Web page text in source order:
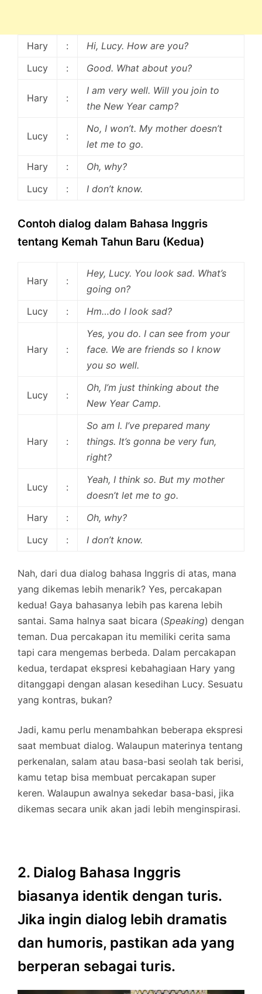
Hary :
Hi, Lucy. How are you?
Lucy
: Good. What about you?
Hary :
I am very well. Will you join to
the New Year camp?
Lucy :
No, I won’t. My mother doesn’t
let me to go.
Hary
:
Oh, why?
Lucy
: I don’t know.
Contoh dialog dalam Bahasa Inggris
tentang Kemah Tahun Baru (Kedua)
Hary :
Hey, Lucy. You look sad. What’s
going on?
Lucy
: Hm…do I look sad?
Hary :
Yes, you do. I can see from your
face. We are friends so I know
you so well.
Lucy :
Oh, I’m just thinking about the
New Year Camp.
Hary :
So am I. I’ve prepared many
things. It’s gonna be very fun,
right?
Lucy :
Yeah, I think so. But my mother
doesn’t let me to go.
Hary
:
Oh, why?
Lucy
: I don’t know.
Nah, dari dua dialog bahasa Inggris di atas, mana
yang dikemas lebih menarik? Yes, percakapan
kedua! Gaya bahasanya lebih pas karena lebih
santai. Sama halnya saat bicara (Speaking) dengan
teman. Dua percakapan itu memiliki cerita sama
tapi cara mengemas berbeda. Dalam percakapan
kedua, terdapat ekspresi kebahagiaan Hary yang
ditanggapi dengan alasan kesedihan Lucy. Sesuatu
yang kontras, bukan?
Jadi, kamu perlu menambahkan beberapa ekspresi
saat membuat dialog. Walaupun materinya tentang
perkenalan, salam atau basa-basi seolah tak berisi,
kamu tetap bisa membuat percakapan super
keren. Walaupun awalnya sekedar basa-basi, jika
dikemas secara unik akan jadi lebih menginspirasi.
2. Dialog Bahasa Inggris
biasanya identik dengan turis.
Jika ingin dialog lebih dramatis
dan humoris, pastikan ada yang
berperan sebagai turis.